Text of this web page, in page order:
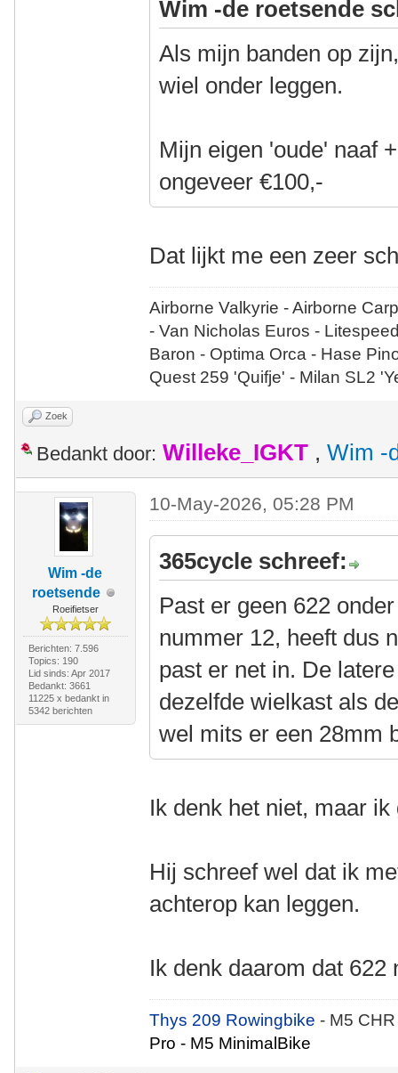
Wim -de roetsende
Als mijn banden op
wiel onder leggen.
Mijn eigen 'oude' naaf
ongeveer €100,-
Dat lijkt me een zeer
Airborne Valkyrie - Airborne
- Van Nicholas Euros -
Baron - Optima Orca - Hase
Quest 259 'Quifje' - Milan SL2
Zoek
Bedankt door: Willeke_IGKT , Wim -
Wim -de
roetsende
Roeifietser
Berichten: 7.596
Topics: 190
Lid sinds: Apr 2017
Bedankt: 3661
11225 x bedankt in
5342 berichten
10-May-2026, 05:28 PM
365cycle schreef:
Past er geen 622
nummer 12, heeft dus
past er net in. De
dezelfde wielkast als
wel mits er een 28mm
Ik denk het niet, maar
Hij schreef wel dat ik
achterop kan leggen.
Ik denk daarom dat 622
Thys 209 Rowingbike- M5
Pro - M5 MinimalBike